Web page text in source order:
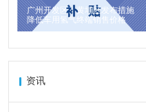
广州开发区、黄埔区发布措施
降低车用氢气终端销售价格
资讯